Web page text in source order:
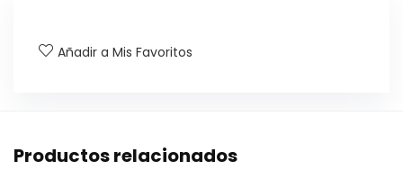
Añadir a Mis Favoritos
Productos relacionados